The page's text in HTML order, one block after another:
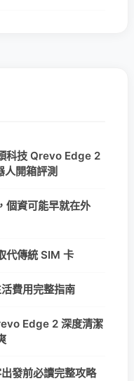
科技 Qrevo Edge 2
開箱評測
個資可能早就在外
代傳統 SIM 卡
費用完整指南
Edge 2 深度清潔
發前必讀完整攻略